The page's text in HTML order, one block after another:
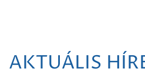
AKTUÁLIS